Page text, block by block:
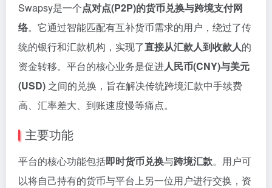
Swapsy是一个点对点(P2P)的货币兑换与跨境支付网
络。它通过智能匹配有互补货币需求的用户，绕过了传
统的银行和汇款机构，实现了直接从汇款人到收款人的
资金转移。平台的核心业务是促进人民币(CNY)与美元
(USD) 之间的兑换，旨在解决传统跨境汇款中手续费
高、汇率差大、到账速度慢等痛点。
主要功能
平台的核心功能包括即时货币兑换与跨境汇款。用户可
以将自己持有的货币与平台上另一位用户进行交换，资